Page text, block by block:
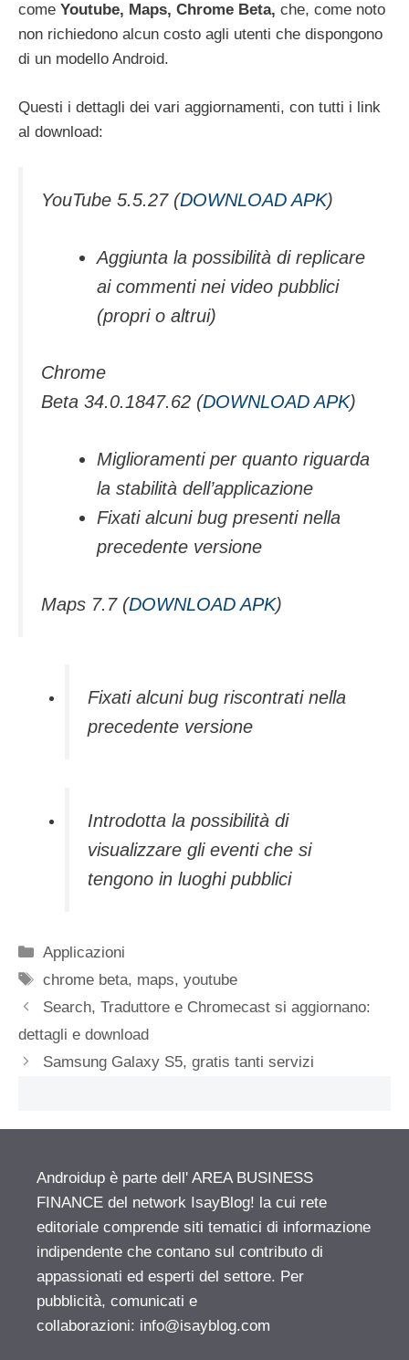
come Youtube, Maps, Chrome Beta, che, come noto
non richiedono alcun costo agli utenti che dispongono
di un modello Android.
Questi i dettagli dei vari aggiornamenti, con tutti i link
al download:
YouTube 5.5.27 (DOWNLOAD APK)
Aggiunta la possibilità di replicare
ai commenti nei video pubblici
(propri o altrui)
Chrome
Beta 34.0.1847.62 (DOWNLOAD APK)
Miglioramenti per quanto riguarda
la stabilità dell’applicazione
Fixati alcuni bug presenti nella
precedente versione
Maps 7.7 (DOWNLOAD APK)
Fixati alcuni bug riscontrati nella
precedente versione
Introdotta la possibilità di
visualizzare gli eventi che si
tengono in luoghi pubblici
Categorie
Applicazioni
Tag
chrome beta, maps,youtube
Search, Traduttore e Chromecast si aggiornano:
dettagli e download
Samsung Galaxy S5, gratis tanti servizi
Androidup è parte dell' AREA BUSINESS
FINANCE del network IsayBlog! la cui rete
editoriale comprende siti tematici di informazione
indipendente che contano sul contributo di
appassionati ed esperti del settore. Per
pubblicità, comunicati e
collaborazioni: info@isayblog.com